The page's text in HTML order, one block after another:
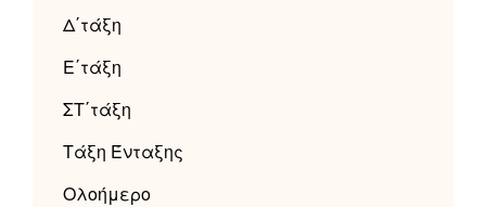
Δ΄τάξη
Ε΄τάξη
ΣΤ΄τάξη
Τάξη Ένταξης
Ολοήμερο